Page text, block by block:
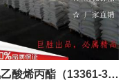
酸烯丙酯（13361-32-